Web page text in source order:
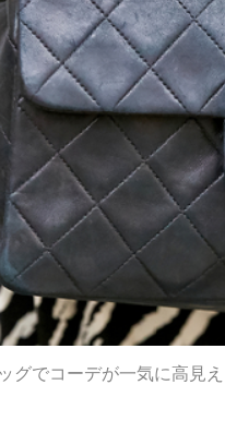
グでコーデが一気に高見え